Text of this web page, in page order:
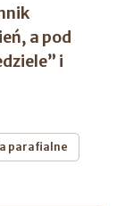
a pod
i
parafialne